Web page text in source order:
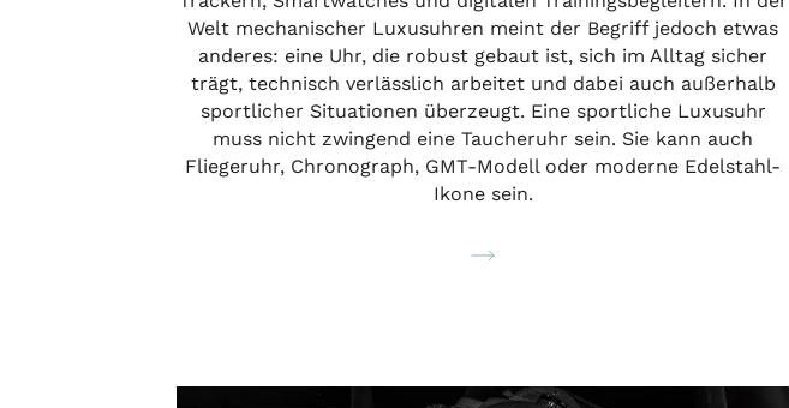
Welt mechanischer Luxusuhren meint der Begriff jedoch etwas
anderes: eine Uhr, die robust gebaut ist, sich im Alltag sicher
trägt, technisch verlässlich arbeitet und dabei auch außerhalb
sportlicher Situationen überzeugt. Eine sportliche Luxusuhr
muss nicht zwingend eine Taucheruhr sein. Sie kann auch
Fliegeruhr, Chronograph, GMT-Modell oder moderne Edelstahl-
Ikone sein.